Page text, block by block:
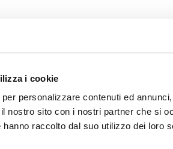
i cookie
personalizzare contenuti ed
nostro sito con i nostri partner che si
hanno raccolto dal suo utilizzo dei loro